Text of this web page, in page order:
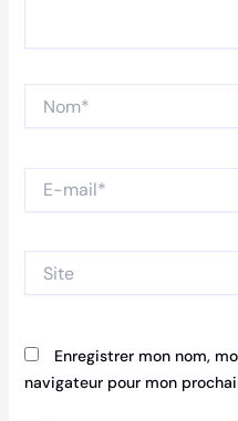
mail*
Enregistrer mon nom,
navigateur pour mon